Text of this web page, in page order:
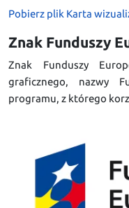
Pobierz plik Karta
Znak Funduszy
Znak Funduszy
graficznego, nazwy
programu, z którego